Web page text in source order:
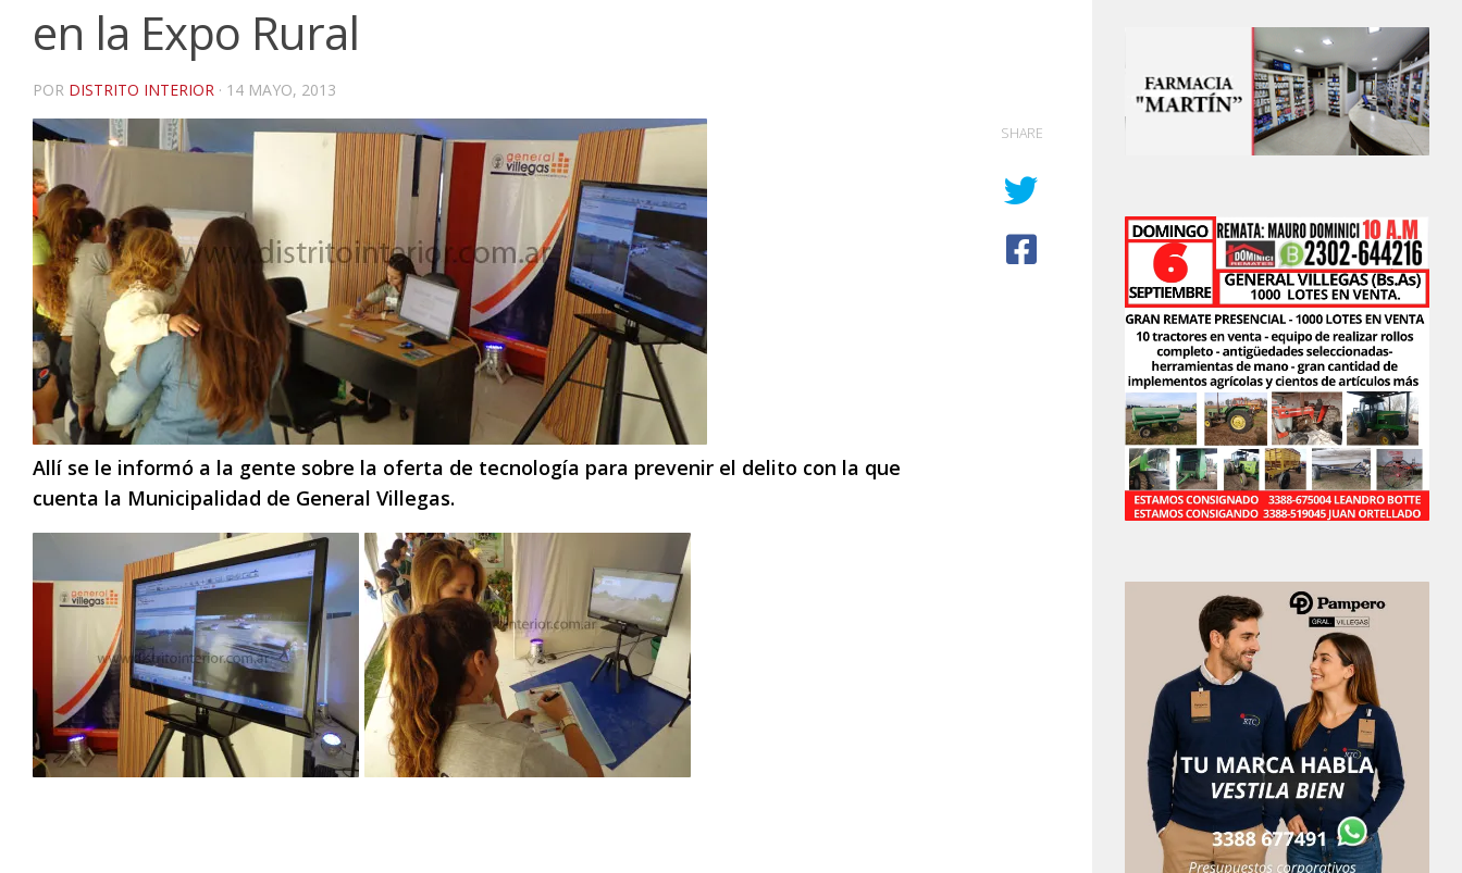
en la Expo Rural
POR DISTRITO INTERIOR · 14 MAYO, 2013
Allí se le informó a la gente sobre la oferta de tecnología para prevenir el delito con la que
cuenta la Municipalidad de General Villegas.
SHARE